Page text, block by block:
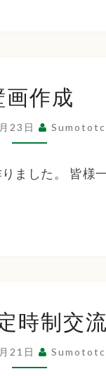
ビ
ア
ガ
デ
画
作
成
画作成
23日
ました。 皆様
本
高
校
時制交
21日